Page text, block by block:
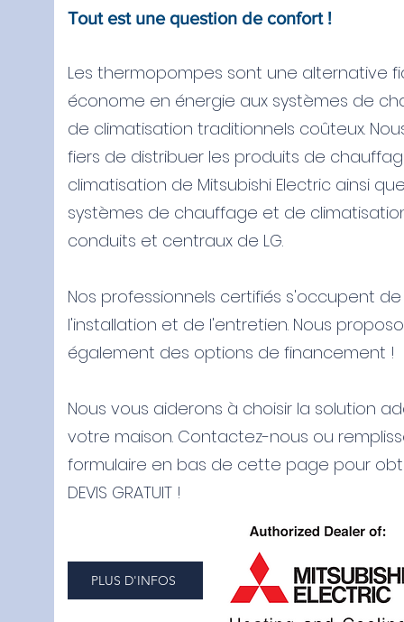
Tout est une question de confort !
Les thermopompes sont une alternative
économe en énergie aux systèmes de
de climatisation traditionnels coûteux.
fiers de distribuer les produits de
climatisation de Mitsubishi Electric ainsi
systèmes de chauffage et de
conduits et centraux de LG.
Nos professionnels certifiés s'occupent de
l'installation et de l'entretien. Nous
également des options de financement !
Nous vous aiderons à choisir la solution
votre maison. Contactez-nous ou
formulaire en bas de cette page pour
DEVIS GRATUIT !
PLUS D'INFOS